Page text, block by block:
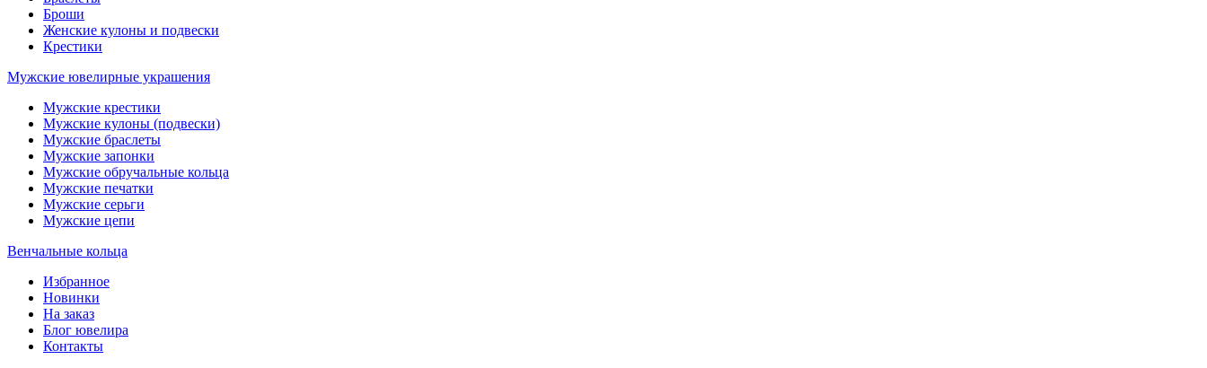
Броши
Женские кулоны и подвески
Крестики
Мужские ювелирные украшения
Мужские крестики
Мужские кулоны (подвески)
Мужские браслеты
Мужские запонки
Мужские обручальные кольца
Мужские печатки
Мужские серьги
Мужские цепи
Венчальные кольца
Избранное
Новинки
На заказ
Блог ювелира
Контакты